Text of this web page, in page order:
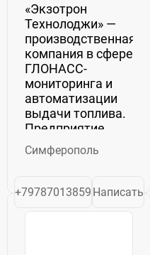
«Экзотрон
Технолоджи» —
производственная
компания в сфере
ГЛОНАСС-
мониторинга и
автоматизации
выдачи топлива.
Предприятие
разрабатывает
комплексные
контроля
промышленных
Симферополь
+79787013859 Написать